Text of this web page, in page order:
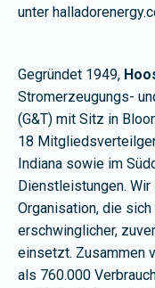
unter
Gegründet 1949,
Stromerzeugungs-
(G&T) mit Sitz in
18
Indiana sowie im
Dienstleistungen.
Organisation, die
erschwinglicher,
einsetzt. Zusammen
als 760.000